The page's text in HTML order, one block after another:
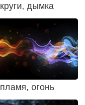
круги, дымка
пламя, огонь